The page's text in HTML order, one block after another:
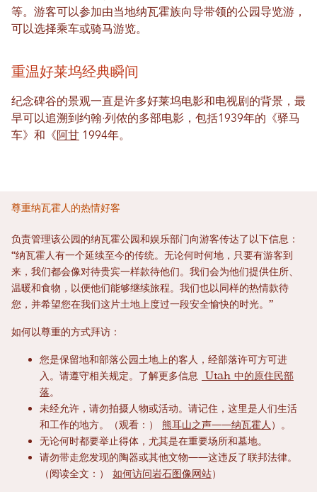
等。游客可以参加由当地纳瓦霍族向导带领的公园导览游，
可以选择乘车或骑马游览。
重温好莱坞经典瞬间
纪念碑谷的景观一直是许多好莱坞电影和电视剧的背景，最
早可以追溯到约翰·列侬的多部电影，包括1939年的《驿马
车》和《阿甘 1994年。
尊重纳瓦霍人的热情好客
负责管理该公园的纳瓦霍公园和娱乐部门向游客传达了以下信息：
“纳瓦霍人有一个延续至今的传统。无论何时何地，只要有游客到
来，我们都会像对待贵宾一样款待他们。我们会为他们提供住所、
温暖和食物，以便他们能够继续旅程。我们也以同样的热情款待
您，并希望您在我们这片土地上度过一段安全愉快的时光。”
如何以尊重的方式拜访：
您是保留地和部落公园土地上的客人，经部落许可方可进
入。请遵守相关规定。了解更多信息
Utah 中的原住民部
落。
未经允许，请勿拍摄人物或活动。请记住，这里是人们生活
和工作的地方。（观看：） 熊耳山之声——纳瓦霍人 ）。
无论何时都要举止得体，尤其是在重要场所和墓地。
请勿带走您发现的陶器或其他文物——这违反了联邦法律。
（阅读全文：） 如何访问岩石图像网站）